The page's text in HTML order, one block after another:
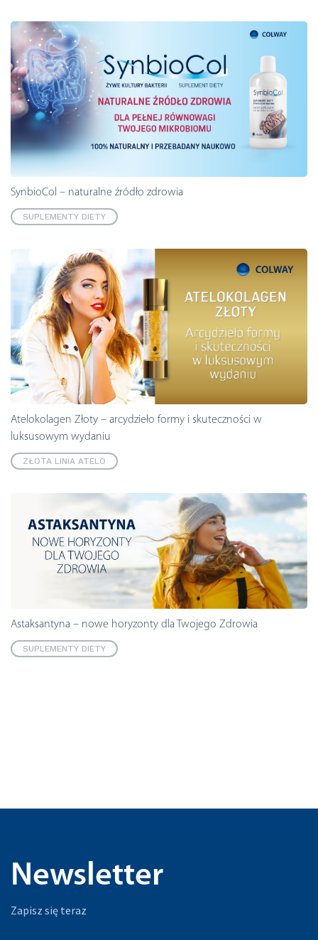
SynbioCol – naturalne źródło zdrowia
SUPLEMENTY DIETY
Atelokolagen Złoty – arcydzieło formy i skuteczności w
luksusowym wydaniu
ZŁOTA LINIA ATELO
Astaksantyna – nowe horyzonty dla Twojego Zdrowia
SUPLEMENTY DIETY
Newsletter
Zapisz się teraz